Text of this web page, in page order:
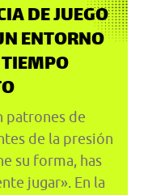
DE JUEGO
ENTORNO
patrones de
de la presión
su forma, has
jugar». En la